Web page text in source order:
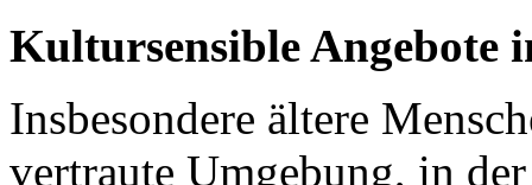
Kultursensible Angebote
Insbesondere ältere
vertraute Umgebung, in